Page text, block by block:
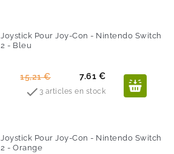
Joystick Pour Joy-Con - Nintendo Switch
2 - Bleu
Prix
de
15,21 €Prix 7.61 €
 3 articles en stock
Joystick Pour Joy-Con - Nintendo Switch
2 - Orange